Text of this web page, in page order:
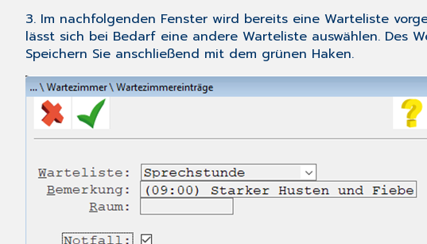
3. Im nachfolgenden Fenster wird bereits eine Warteliste
lässt sich bei Bedarf eine andere Warteliste auswählen. Des
Speichern Sie anschließend mit dem grünen Haken.